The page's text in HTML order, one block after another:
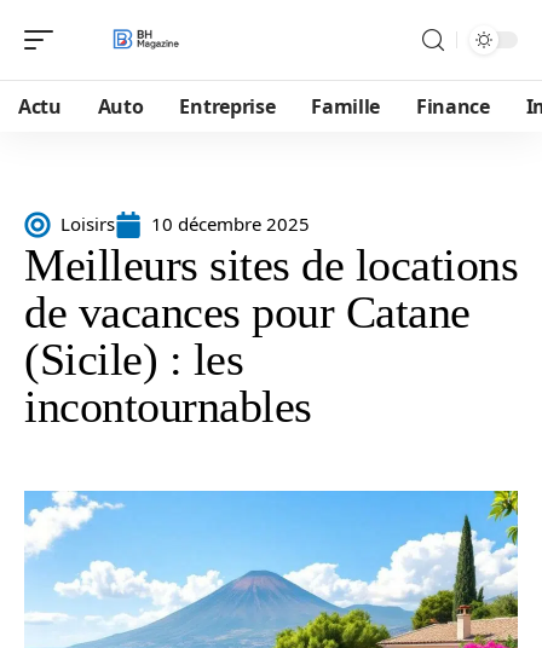
Actu Auto Entreprise Famille Finance
Loisirs 10 décembre 2025
Meilleurs sites de locations
de vacances pour Catane
(Sicile) : les
incontournables